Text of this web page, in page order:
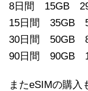
8日間 15GB
15日間 35GB
30日間 50GB
90日間 90GB
またeSIMの購入